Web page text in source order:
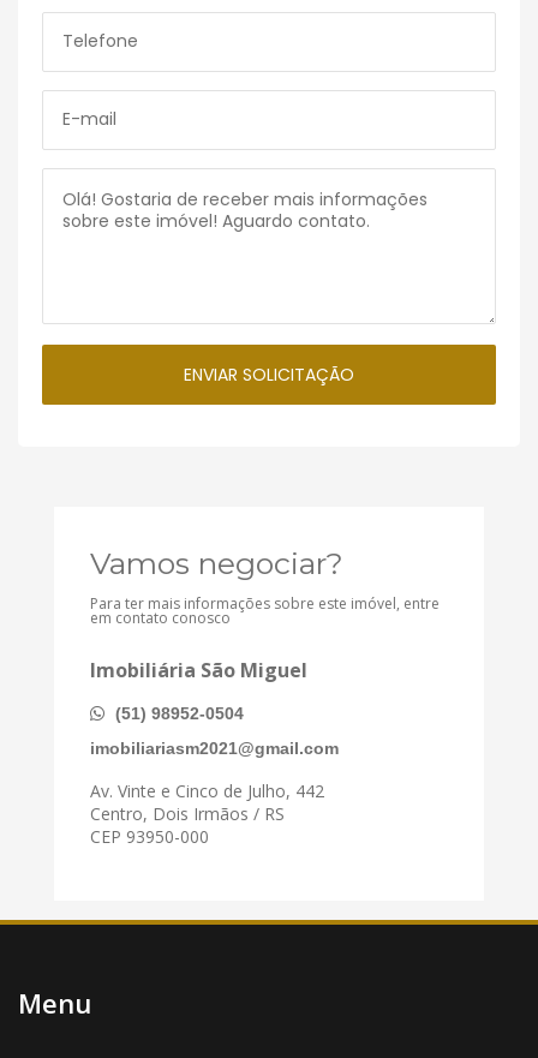
Vamos negociar?
Para ter mais informações sobre este imóvel, entre
em contato conosco
Imobiliária São Miguel
(51) 98952-0504
imobiliariasm2021@gmail.com
Av. Vinte e Cinco de Julho, 442
Centro, Dois Irmãos / RS
CEP 93950-000
Menu